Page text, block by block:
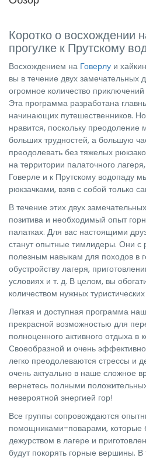
Коротко о восхождении
прогулке к Прутскому
Восхождением на Говерлу и
вы в течение двух замечательных
огромное количество
Эта программа разработана
начинающих путешественников.
нравится, поскольку
больших трудностей, а большую
преодолевать без тяжелых
на территории палаточного
Говерле и к Прутскому водопаду
рюкзачками, взяв с собой только
В течение этих двух
позитива и необходимый опыт
палатках. Для вас настоящими
станут опытные тимлидеры. Они с
полезным навыкам для походов в
обустройству лагеря,
условиях и т. д. В целом, вы
количеством нужных
Легкая и доступная программа
прекрасной возможностью для
полноценного активного отдыха в
Своеобразной и очень
легко преодолеваются стрессы и
очень актуально в наше сложное
вернетесь полными
невероятной энергией гор!
Все группы сопровождаются
помощниками-поварами, которые
дежурством в лагере и
будут покорять горные вершины.